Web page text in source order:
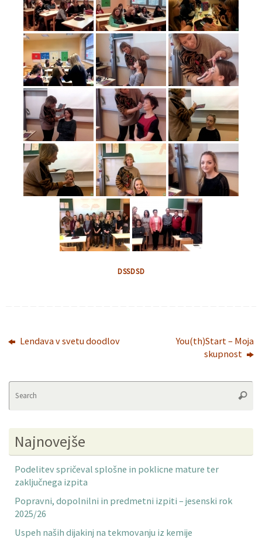
DSSDSD
Lendava v svetu doodlov
You(th)Start – Moja
skupnost
Najnovejše
Podelitev spričeval splošne in poklicne mature ter
zaključnega izpita
Popravni, dopolnilni in predmetni izpiti – jesenski rok
2025/26
Uspeh naših dijakinj na tekmovanju iz kemije